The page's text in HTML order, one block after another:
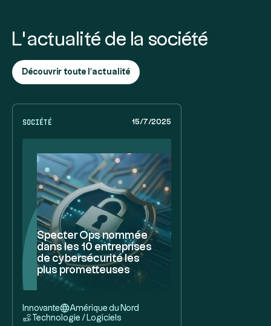
L’actualité de la société
Découvrir toute l'actualité
Société 15/7/2025
Specter Ops nommée
dans les 10 entreprises
de cybersécurité les
plus prometteuses
Innovante
Amérique du Nord
Technologie / Logiciels